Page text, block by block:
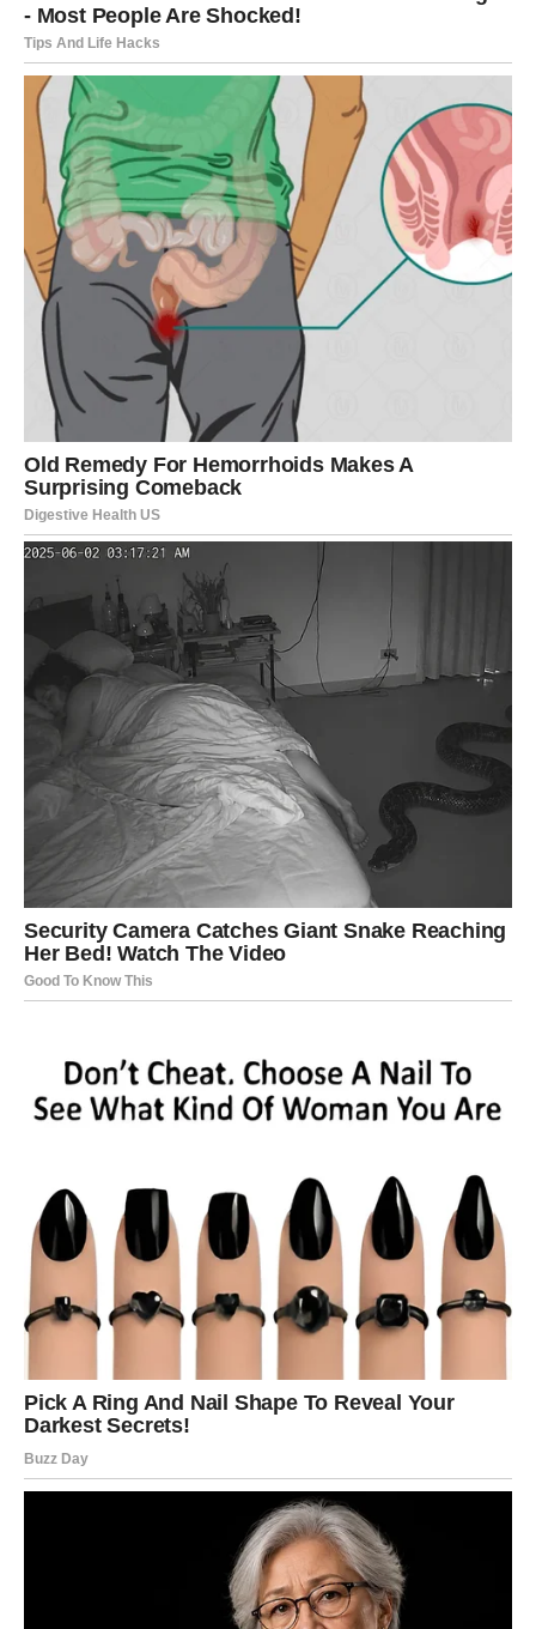
Pred vama su veoma zanimljivi i emotivni trenuci.
RAK
Rakovi su među znakovima kojima bivša ljubav najjače
kuca na vrata.
Jedna osoba više ne može skrivati emocije i želi novu
šansu sa vama.
Poruka mijenja sve što ste mislili
Pred vama su veoma nježni i sudbinski trenuci.
LAV
Lavovima dolazi poziv ili poruka koja ih potpuno
iznenađuje.
Osoba iz prošlosti sada želi iskren razgovor i pokušava
vratiti izgubljeno povjerenje.
Ljubav iz prošlosti nije nestala
Pred vama su veoma uzbudljivi trenuci.
DJEVICA
Pred vama su dani tokom kojih ćete mnogo razmišljati o
starim emocijama.
Istina konačno izlazi na vidjelo
Zvijezde vam donose veoma emotivan period i